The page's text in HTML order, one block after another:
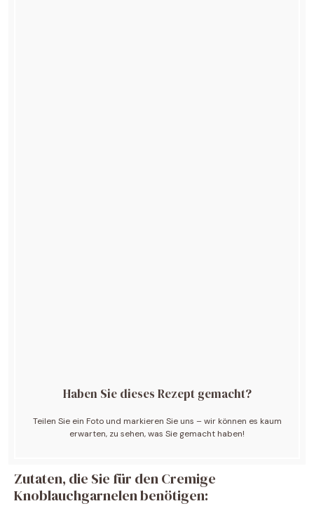
Haben Sie dieses Rezept gemacht?
Teilen Sie ein Foto und markieren Sie uns – wir können es kaum
erwarten, zu sehen, was Sie gemacht haben!
Zutaten, die Sie für den Cremige
Knoblauchgarnelen benötigen: